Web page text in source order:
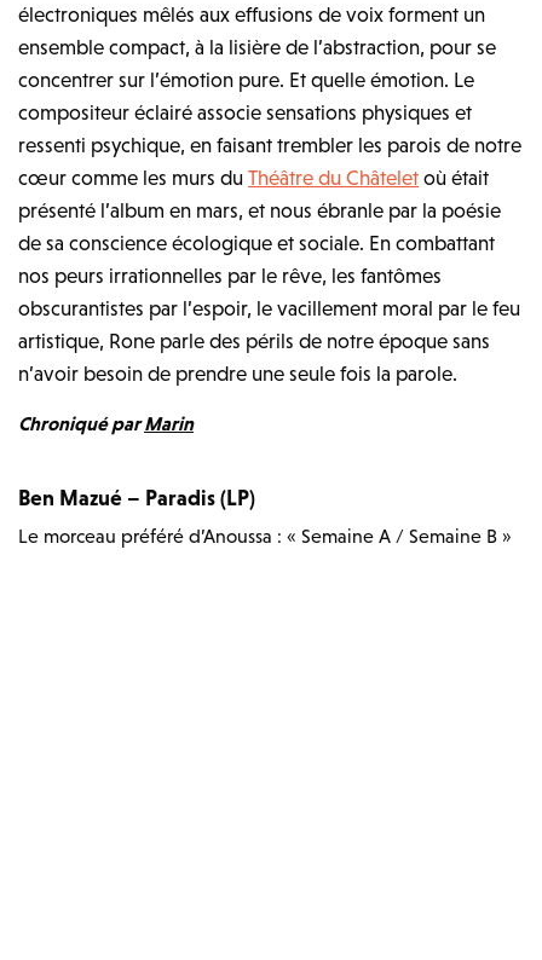
électroniques mêlés aux effusions de voix forment un
ensemble compact, à la lisière de l’abstraction, pour se
concentrer sur l’émotion pure. Et quelle émotion. Le
compositeur éclairé associe sensations physiques et
ressenti psychique, en faisant trembler les parois de notre
cœur comme les murs duThéâtre du Châtelet où était
présenté l’album en mars, et nous ébranle par la poésie
de sa conscience écologique et sociale. En combattant
nos peurs irrationnelles par le rêve, les fantômes
obscurantistes par l’espoir, le vacillement moral par le feu
artistique, Rone parle des périls de notre époque sans
n’avoir besoin de prendre une seule fois la parole.
Chroniqué parMarin
Ben Mazué – Paradis (LP)
Le morceau préféré d’Anoussa : « Semaine A / Semaine B »